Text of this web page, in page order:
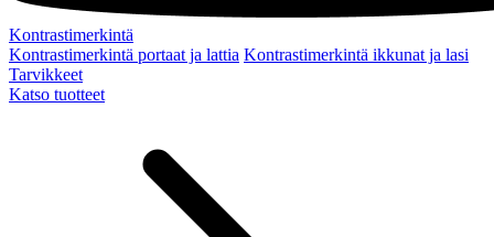
Kontrastimerkintä
Kontrastimerkintä portaat ja lattia Kontrastimerkintä ikkunat ja lasi
Tarvikkeet
Katso tuotteet